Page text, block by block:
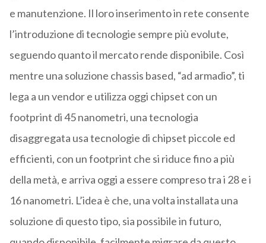
e manutenzione. Il loro inserimento in rete consente
l’introduzione di tecnologie sempre più evolute,
seguendo quanto il mercato rende disponibile. Così
mentre una soluzione chassis based, “ad armadio”, ti
lega a un vendor e utilizza oggi chipset con un
footprint di 45 nanometri, una tecnologia
disaggregata usa tecnologie di chipset piccole ed
efficienti, con un footprint che si riduce fino a più
della metà, e arriva oggi a essere compreso tra i 28 e i
16 nanometri. L’idea è che, una volta installata una
soluzione di questo tipo, sia possibile in futuro,